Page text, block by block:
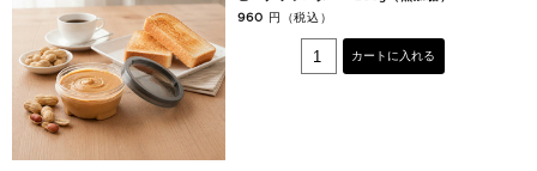
960 円（税込）
カートに入れる